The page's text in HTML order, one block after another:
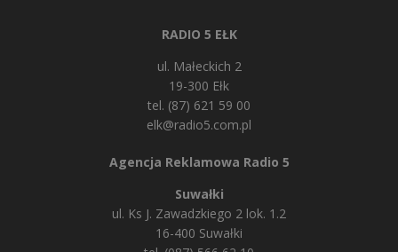
RADIO 5 EŁK
ul. Małeckich 2
19-300 Ełk
tel. (87) 621 59 00
elk@radio5.com.pl
Agencja Reklamowa Radio 5
Suwałki
ul. Ks J. Zawadzkiego 2 lok. 1.2
16-400 Suwałki